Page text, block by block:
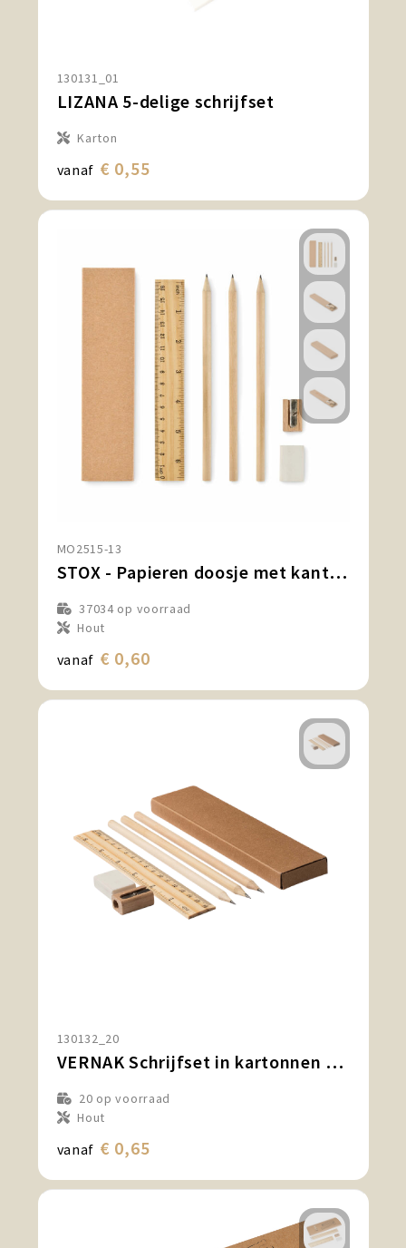
130131_01
LIZANA 5-delige schrijfset
Karton
vanaf € 0,55
MO2515-13
STOX - Papieren doosje met kantoorbeno
37034op voorraad
Hout
vanaf € 0,60
130132_20
VERNAK Schrijfset in kartonnen etui
20 op voorraad
Hout
vanaf € 0,65